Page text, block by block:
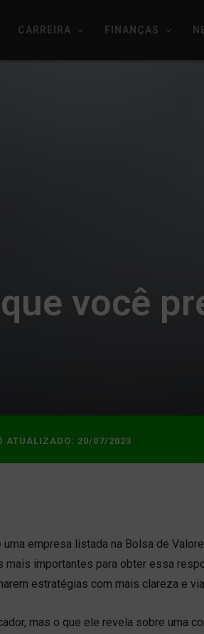
CARREIRA FINANÇAS
você
ATUALIZADO: 20/07/2023
empresa listada na Bolsa de
mais importantes para obter essa
estratégias com mais clareza e
mas o que ele revela sobre uma